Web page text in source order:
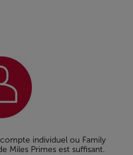
individuel ou Family
Miles Primes est suffisant.